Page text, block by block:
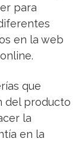
para
en la web
que
del producto
la
en la